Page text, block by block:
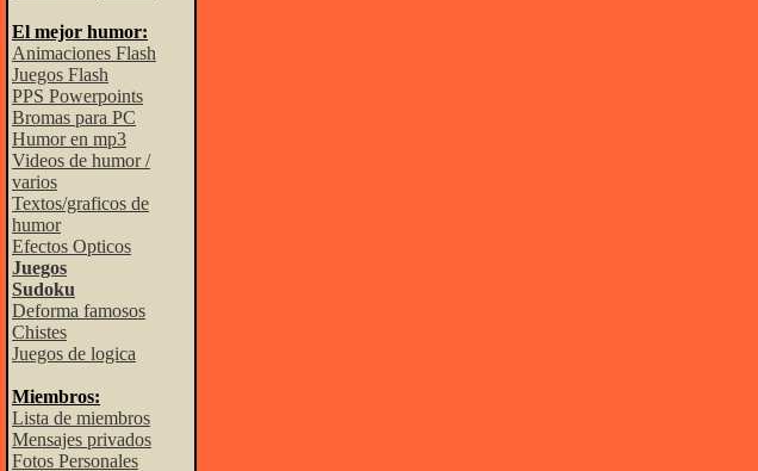
El mejor humor:
Animaciones Flash
Juegos Flash
PPS Powerpoints
Bromas para PC
Humor en mp3
Videos de humor /
varios
Textos/graficos de
humor
Efectos Opticos
Juegos
Sudoku
Deforma famosos
Chistes
Juegos de logica
Miembros:
Lista de miembros
Mensajes privados
Fotos Personales